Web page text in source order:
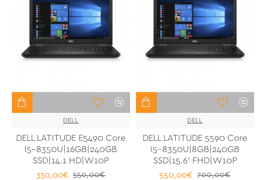
DELL
DELL LATITUDE E5490 Core
I5-8350U|16GB|240GB
SSD|14.1 HD|W10P
330,00€ 550,00€
DELL
DELL LATITUDE 5590 Core
I5-8350U|8GB|240GB
SSD|15.6' FHD|W10P
550,00€ 700,00€